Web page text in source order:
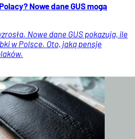
Nowe dane GUS mogą
Nowe dane GUS pokazują, ile
w Polsce. Oto, jaką pensję